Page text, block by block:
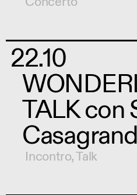
22.10
TALK con
Incontro,Talk